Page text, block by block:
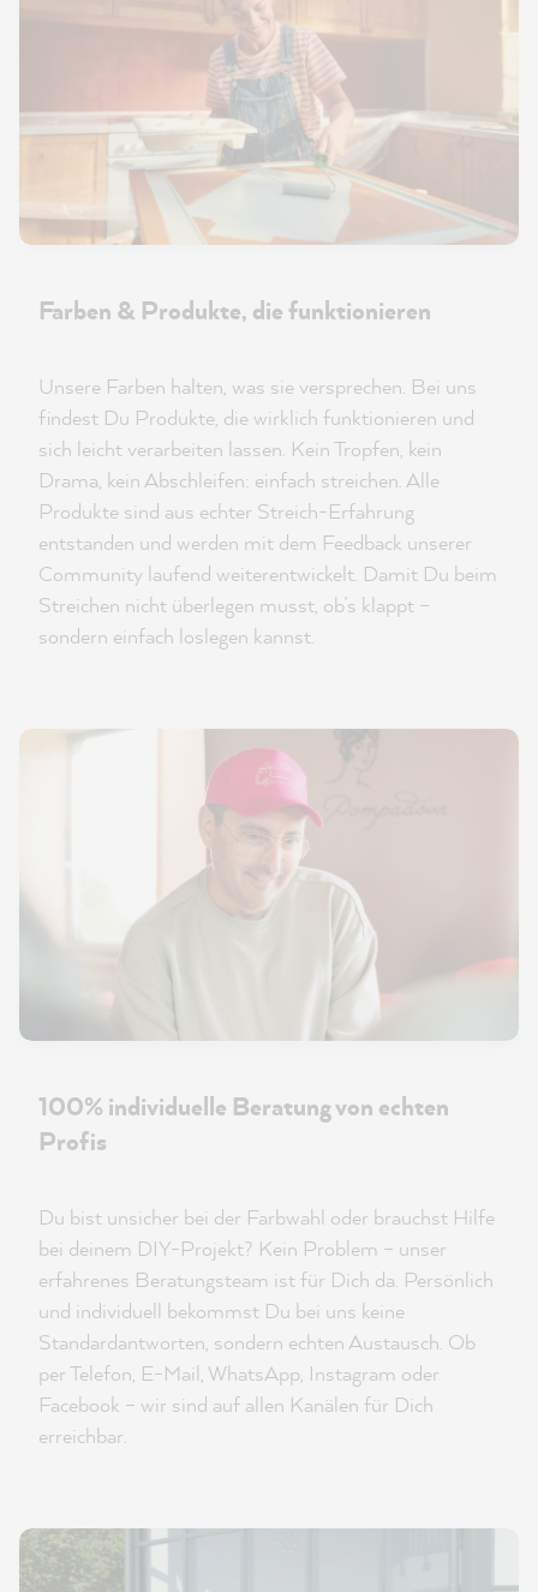
Farben & Produkte, die funktionieren
Unsere Farben halten, was sie versprechen. Bei uns
findest Du Produkte, die wirklich funktionieren und
sich leicht verarbeiten lassen. Kein Tropfen, kein
Drama, kein Abschleifen: einfach streichen. Alle
Produkte sind aus echter Streich-Erfahrung
entstanden und werden mit dem Feedback unserer
Community laufend weiterentwickelt. Damit Du beim
Streichen nicht überlegen musst, ob’s klappt –
sondern einfach loslegen kannst.
100% individuelle Beratung von echten
Profis
Du bist unsicher bei der Farbwahl oder brauchst Hilfe
bei deinem DIY-Projekt? Kein Problem – unser
erfahrenes Beratungsteam ist für Dich da. Persönlich
und individuell bekommst Du bei uns keine
Standardantworten, sondern echten Austausch. Ob
per Telefon, E-Mail, WhatsApp, Instagram oder
Facebook – wir sind auf allen Kanälen für Dich
erreichbar.